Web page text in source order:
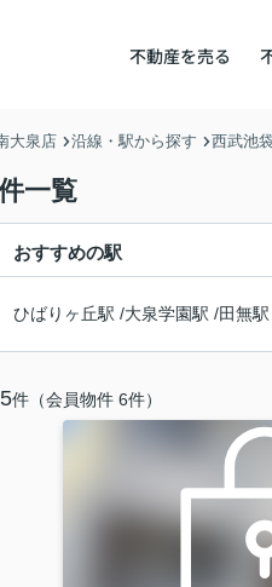
不動産を売る
大泉店 沿線・駅から探す 西武池
一覧
おすすめの駅
ひばりヶ丘駅 /大泉学園駅 /田無駅
件（会員物件 6件）